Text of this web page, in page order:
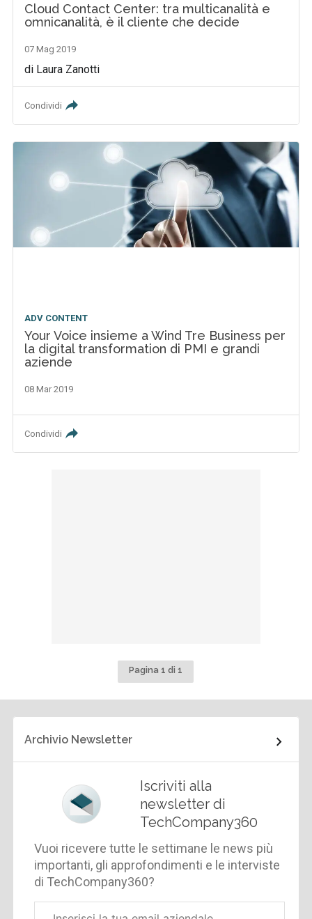
Cloud Contact Center: tra multicanalità e
omnicanalità, è il cliente che decide
07 Mag 2019
di Laura Zanotti
Condividi
ADV CONTENT
Your Voice insieme a Wind Tre Business per
la digital transformation di PMI e grandi
aziende
08 Mar 2019
Condividi
Pagina 1 di 1
Archivio Newsletter
Iscriviti alla
newsletter di
TechCompany360
Vuoi ricevere tutte le settimane le news più
importanti, gli approfondimenti e le interviste
di TechCompany360?